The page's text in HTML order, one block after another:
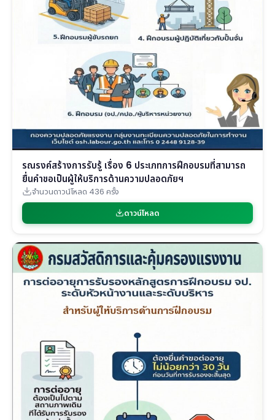
รณรงค์สร้างการรับรู้ เรื่อง 6 ประเภทการฝึกอบรมที่สามารถ
ยื่นคำขอเป็นผู้ให้บริการด้านความปลอดภัยฯ
จำนวนดาวน์โหลด 436 ครั้ง
ดาวน์โหลด